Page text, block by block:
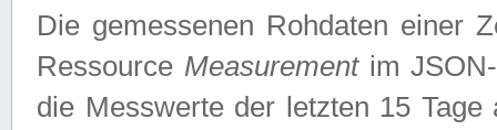
Die gemessenen Rohdaten einer
Ressource Measurementim JSON-
die Messwerte der letzten 15